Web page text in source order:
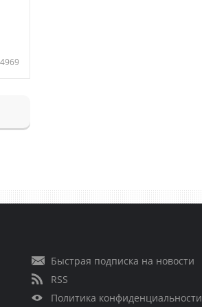
4969
Быстрая подписка на новости
RSS
Политика конфиденциальности